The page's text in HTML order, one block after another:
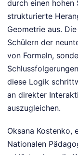
durch einen
strukturierte
Geometrie aus.
Schülern der
von Formeln,
diese Logik
an direkter
auszugleichen.
Oksana Kostenko,
Nationalen